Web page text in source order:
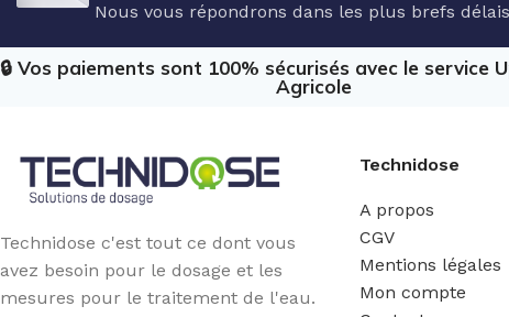
Nous vous répondrons dans les plus brefs
🔒 Vos paiements sont 100% sécurisés avec le service
Agricole
Technidose c'est tout ce dont vous
avez besoin pour le dosage et les
mesures pour le traitement de l'eau.
Technidose
A propos
CGV
Mentions légales
Mon compte